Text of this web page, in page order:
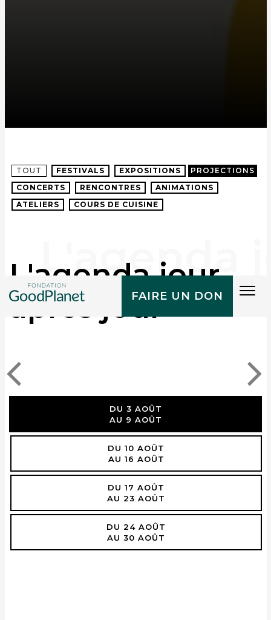
FAIRE UN DON
TOUT FESTIVALS EXPOSITIONS
PROJECTIONS
CONCERTS
RENCONTRES
ANIMATIONS
ATELIERS
COURS DE CUISINE
L'agenda jour
après jour
DU 3 AOÛT
AU 9 AOÛT
DU 10 AOÛT
AU 16 AOÛT
DU 17 AOÛT
AU 23 AOÛT
DU 24 AOÛT
AU 30 AOÛT